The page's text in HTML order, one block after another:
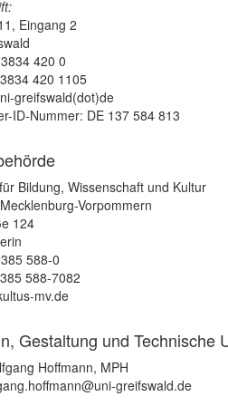
Eingang 2
420 0
420 1105
greifswald(dot)de
ID-Nummer: DE 137 584 813
Bildung, Wissenschaft und Kultur
Vorpommern
124
588-0
588-7082
mv.de
Gestaltung und Technische
Hoffmann, MPH
greifswald.de